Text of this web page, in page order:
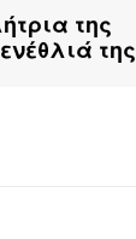
της
της